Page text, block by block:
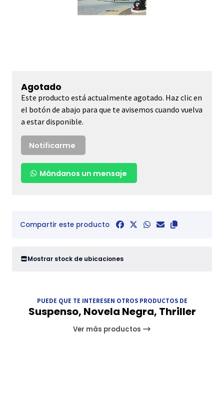
Agotado
Este producto está actualmente agotado. Haz clic en
el botón de abajo para que te avisemos cuando vuelva
a estar disponible.
Notificarme
Mándanos un mensaje
Compartir este producto
Mostrar stock de ubicaciones
PUEDE QUE TE INTERESEN OTROS PRODUCTOS DE
Suspenso, Novela Negra, Thriller
Ver más productos